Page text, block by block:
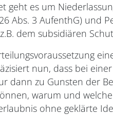
geht es um
Abs. 3 AufenthG) und
dem subsidiären
nun, dass bei
dann zu Gunsten der
warum und
ohne geklärte